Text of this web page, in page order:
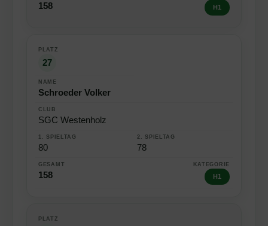
158 H1
27
Schroeder Volker
SGC Westenholz
80 78
158 H1